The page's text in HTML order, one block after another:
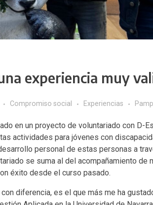
experiencia muy
Compromiso social Experiencias
en un proyecto de voluntariado con D-
actividades para jóvenes con
personal de estas personas a
se suma al del acompañamiento de
éxito desde el curso pasado.
diferencia, es el que más me ha